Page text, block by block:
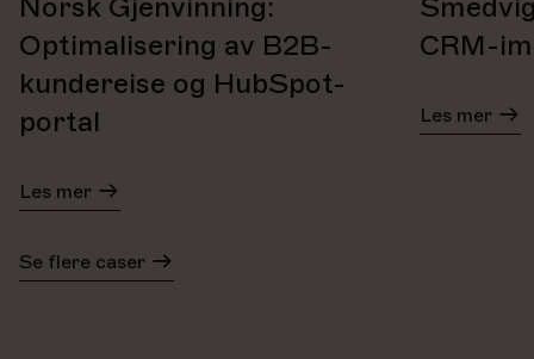
Norsk Gjenvinning:
Optimalisering av B2B-
kundereise og HubSpot-
portal
Les mer
CRM-
Les mer
Se flere caser